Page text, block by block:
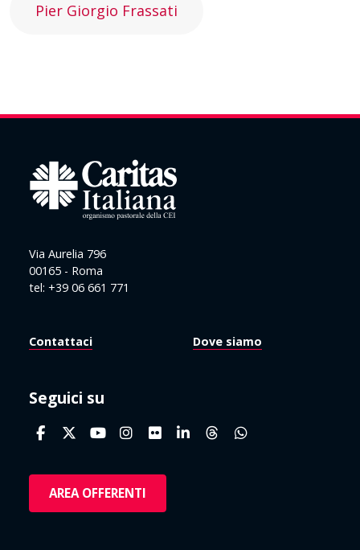
Pier Giorgio Frassati
Via Aurelia 796
00165 - Roma
tel: +39 06 661 771
Contattaci Dove siamo
Seguici su
AREA OFFERENTI